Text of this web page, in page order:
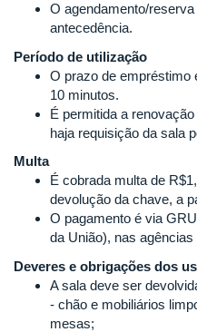
O agendamento/
antecedência.
Período de utilização
O prazo de empréstimo
10 minutos.
É permitida a
haja requisição da sala
Multa
É cobrada multa de
devolução da chave, a
O pagamento é via
da União), nas
Deveres e obrigações dos
A sala deve ser
- chão e mobiliários
mesas;